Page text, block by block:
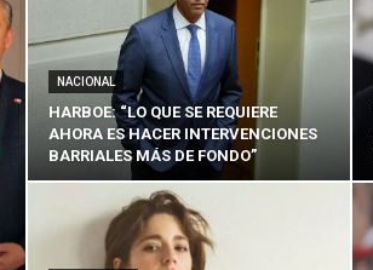
NACIONAL
HARBOE: “LO QUE SE REQUIERE
AHORA ES HACER INTERVENCIONES
BARRIALES MÁS DE FONDO”